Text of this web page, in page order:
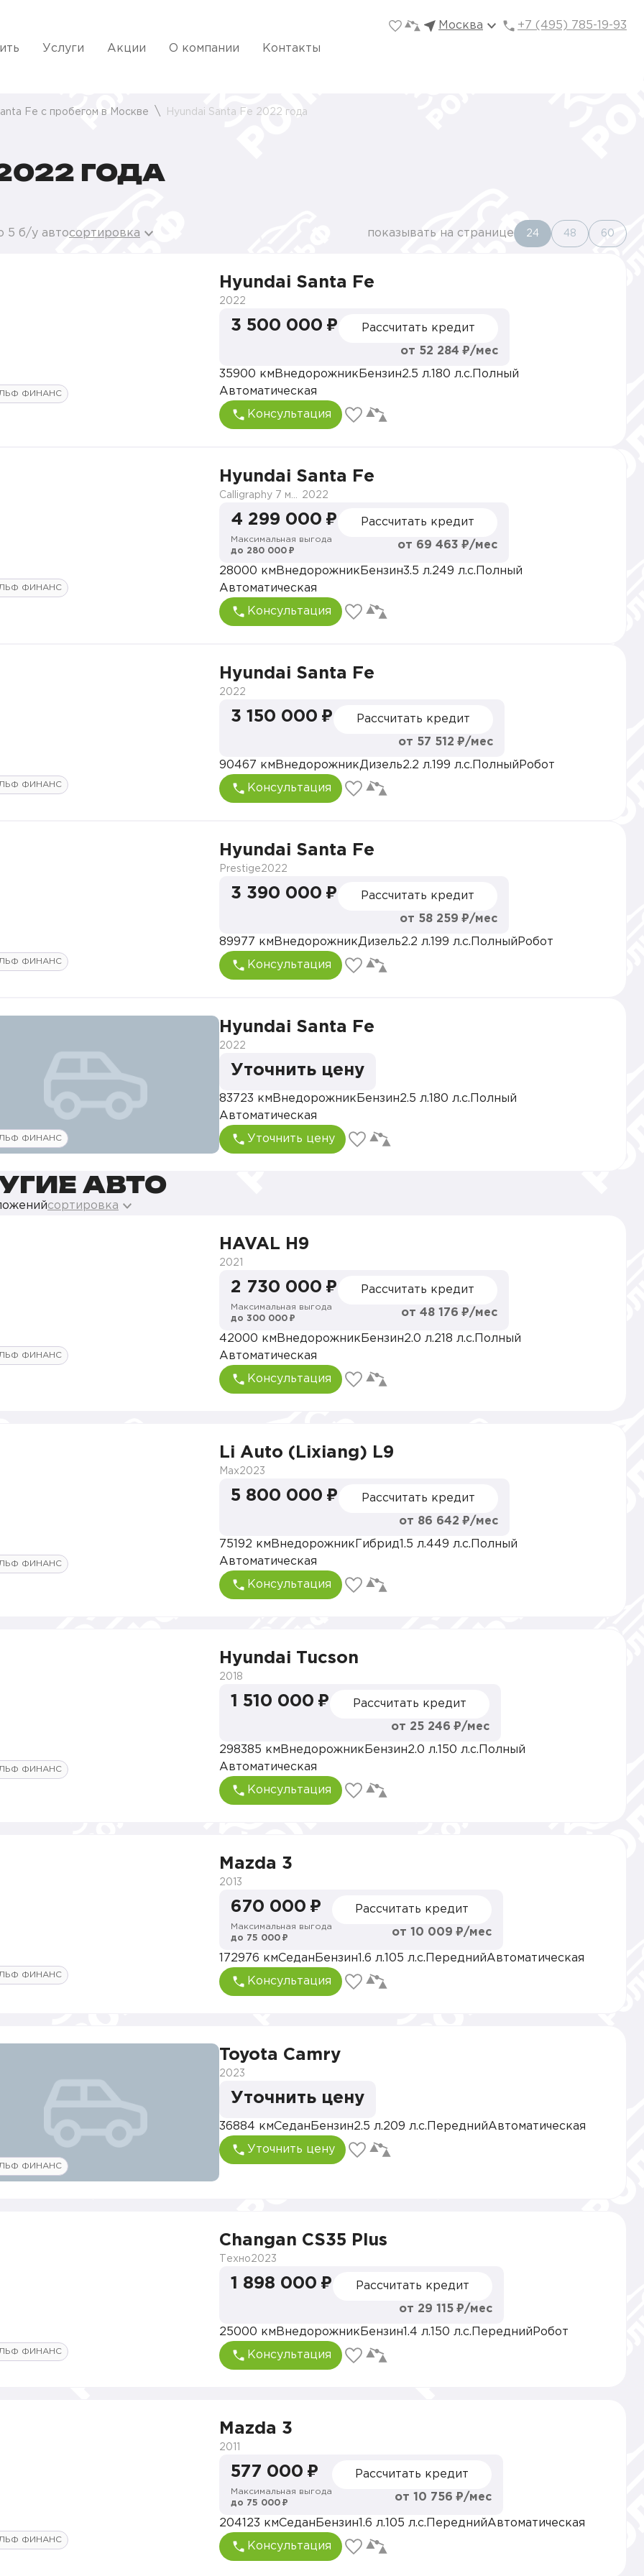
Москва +7 (495) 785-19-93
Услуги Акции О компании Контакты
Fe с пробегом в Москве Hyundai Santa Fe 2022 года
2022 ГОДА
5 б/у автосортировка показывать на странице 24 48 60
ФИНАНС
Hyundai Santa Fe
2022
3 500 000 ₽ Рассчитать кредит
от 52 284 ₽/мес
35900 км Внедорожник Бензин2.5 л. 180 л.с. Полный
Автоматическая
Консультация
ФИНАНС
Hyundai Santa Fe
2022
4 299 000 ₽
Максимальная выгода
до 280 000 ₽
Рассчитать кредит
от 69 463 ₽/мес
28000 км Внедорожник Бензин3.5 л.249 л.с. Полный
Автоматическая
Консультация
ФИНАНС
Hyundai Santa Fe
2022
3 150 000 ₽ Рассчитать кредит
от 57 512 ₽/мес
90467 км ВнедорожникДизель2.2 л. 199 л.с. Полный Робот
Консультация
ФИНАНС
Hyundai Santa Fe
Prestige2022
3 390 000 ₽ Рассчитать кредит
от 58 259 ₽/мес
89977 км ВнедорожникДизель2.2 л. 199 л.с. Полный Робот
Консультация
ФИНАНС
Hyundai Santa Fe
2022
Уточнить цену
83723 км Внедорожник Бензин2.5 л. 180 л.с. Полный
Автоматическая
Уточнить цену
АВТО
сортировка
ФИНАНС
HAVAL H9
2021
2 730 000 ₽
Максимальная выгода
до 300 000 ₽
Рассчитать кредит
от 48 176 ₽/мес
42000 км Внедорожник Бензин2.0 л.218 л.с. Полный
Автоматическая
Консультация
ФИНАНС
Li Auto (Lixiang) L9
Max2023
5 800 000 ₽ Рассчитать кредит
от 86 642 ₽/мес
75192 км Внедорожник Гибрид 1.5 л.449 л.с. Полный
Автоматическая
Консультация
ФИНАНС
Hyundai Tucson
2018
1 510 000 ₽ Рассчитать кредит
от 25 246 ₽/мес
298385 км Внедорожник Бензин2.0 л. 150 л.с. Полный
Автоматическая
Консультация
ФИНАНС
Mazda 3
2013
670 000 ₽
Максимальная выгода
до 75 000 ₽
Рассчитать кредит
от 10 009 ₽/мес
172976 кмСедан Бензин 1.6 л. 105 л.с. ПереднийАвтоматическая
Консультация
ФИНАНС
Toyota Camry
2023
Уточнить цену
36884 кмСедан Бензин2.5 л.209 л.с. ПереднийАвтоматическая
Уточнить цену
ФИНАНС
Changan CS35 Plus
Техно2023
1 898 000 ₽ Рассчитать кредит
от 29 115 ₽/мес
25000 км Внедорожник Бензин 1.4 л. 150 л.с. Передний Робот
Консультация
ФИНАНС
Mazda 3
2011
577 000 ₽
Максимальная выгода
до 75 000 ₽
Рассчитать кредит
от 10 756 ₽/мес
204123 кмСедан Бензин 1.6 л. 105 л.с. ПереднийАвтоматическая
Консультация